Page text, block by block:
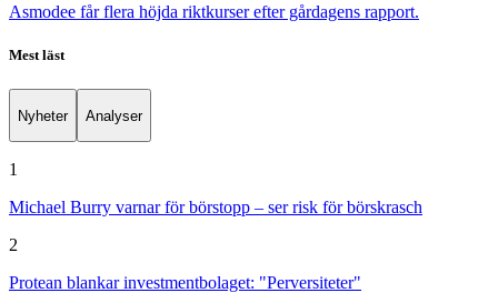
Asmodee får flera höjda riktkurser efter gårdagens rapport.
Mest läst
Nyheter Analyser
1
Michael Burry varnar för börstopp – ser risk för börskrasch
2
Protean blankar investmentbolaget: "Perversiteter"